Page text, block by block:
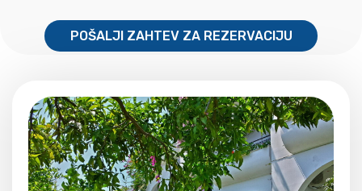
POŠALJI ZAHTEV ZA REZERVACIJU